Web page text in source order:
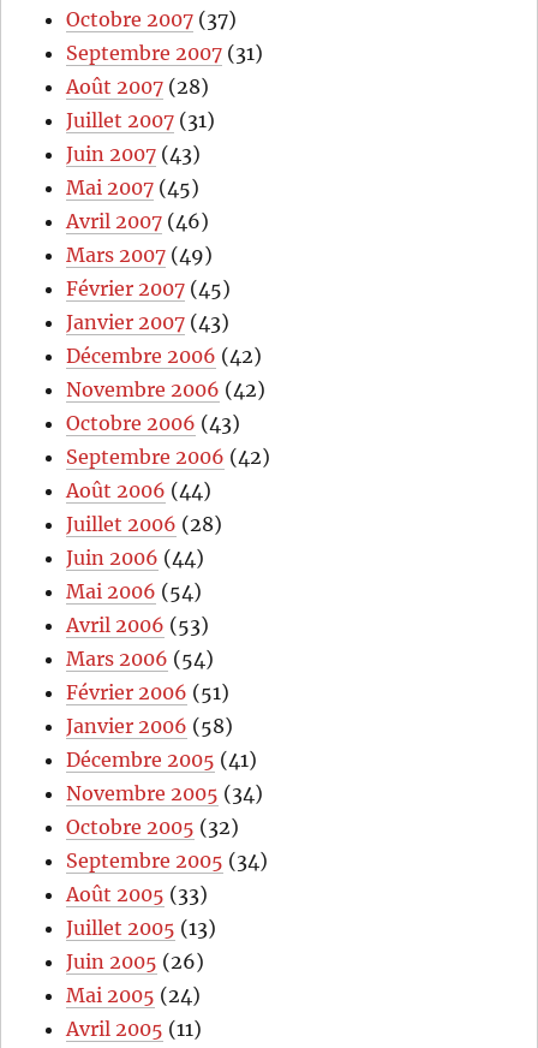
Octobre 2007 (37)
Septembre 2007 (31)
Août 2007 (28)
Juillet 2007 (31)
Juin 2007 (43)
Mai 2007 (45)
Avril 2007 (46)
Mars 2007 (49)
Février 2007 (45)
Janvier 2007 (43)
Décembre 2006 (42)
Novembre 2006 (42)
Octobre 2006 (43)
Septembre 2006 (42)
Août 2006 (44)
Juillet 2006 (28)
Juin 2006 (44)
Mai 2006 (54)
Avril 2006 (53)
Mars 2006 (54)
Février 2006 (51)
Janvier 2006 (58)
Décembre 2005 (41)
Novembre 2005 (34)
Octobre 2005 (32)
Septembre 2005 (34)
Août 2005 (33)
Juillet 2005 (13)
Juin 2005 (26)
Mai 2005 (24)
Avril 2005 (11)